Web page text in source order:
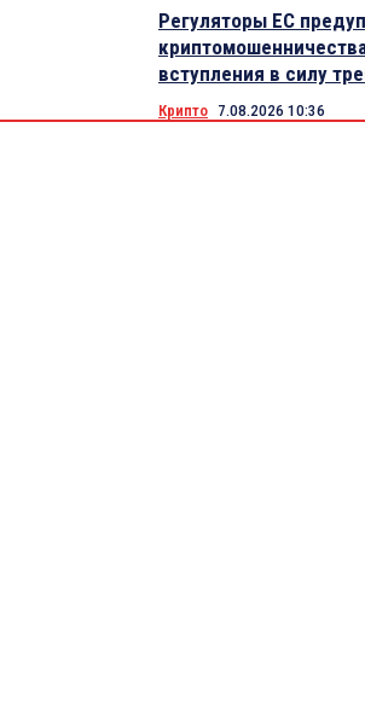
Регуляторы ЕС
вступления в силу
Крипто 7.08.2026 10:36